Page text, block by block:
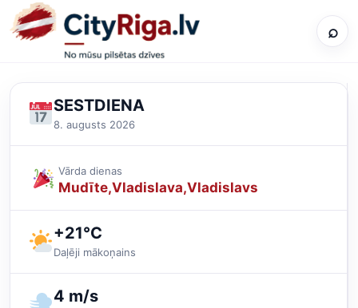
⌕
SESTDIENA
8. augusts 2026
Vārda dienas
Mudīte Vladislava Vladislavs
+21°C
Daļēji mākoņains
4 m/s